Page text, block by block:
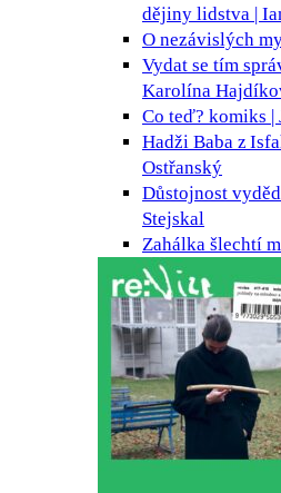
dějiny lidstva |
O nezávislých
Vydat se tím
Karolína
Co teď? komiks |
Hadži Baba z
Ostřanský
Důstojnost
Stejskal
Zahálka šlechtí